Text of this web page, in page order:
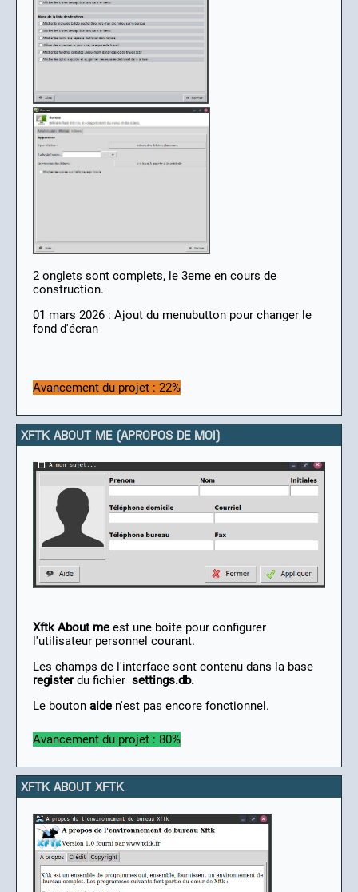
2 onglets sont complets, le 3eme en cours de
construction.
01 mars 2026 : Ajout du menubutton pour changer le
fond d'écran
Avancement du projet : 22%
XFTK ABOUT ME (APROPOS DE MOI)
Xftk About me est une boite pour configurer
l'utilisateur personnel courant.
Les champs de l'interface sont contenu dans la base
registerdu fichier settings.db.
Le bouton aide n'est pas encore fonctionnel.
Avancement du projet : 80%
XFTK ABOUT XFTK